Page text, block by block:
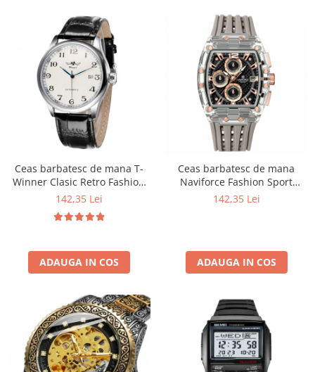
Ceas barbatesc de mana T-
Winner Clasic Retro Fashion
Mecanic Automatic Vintage
142,35 Lei
ADAUGA IN COS
Ceas barbatesc de mana
Naviforce Fashion Sport
Casual Analog Quartz Gri
142,35 Lei
ADAUGA IN COS